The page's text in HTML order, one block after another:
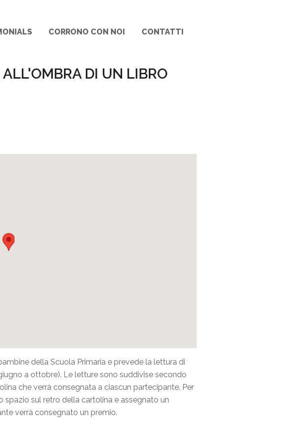
CORRONO CON NOI CONTATTI
DI UN LIBRO
della Scuola Primaria e prevede la lettura di
a ottobre). Le letture sono suddivise secondo
che verrà consegnata a ciascun partecipante. Per
sul retro della cartolina e assegnato un
verrà consegnato un premio.